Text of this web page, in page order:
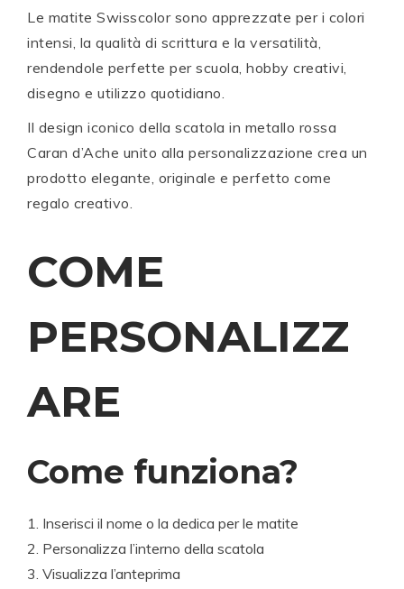
Le matite Swisscolor sono apprezzate per i colori
intensi, la qualità di scrittura e la versatilità,
rendendole perfette per scuola, hobby creativi,
disegno e utilizzo quotidiano.
Il design iconico della scatola in metallo rossa
Caran d’Ache unito alla personalizzazione crea un
prodotto elegante, originale e perfetto come
regalo creativo.
COME
PERSONALIZZ
ARE
Come funziona?
Inserisci il nome o la dedica per le matite
Personalizza l’interno della scatola
Visualizza l’anteprima